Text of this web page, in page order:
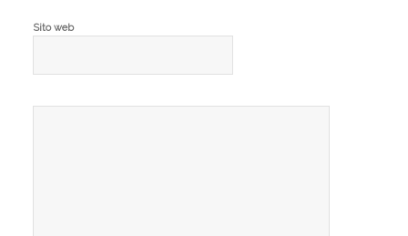
Sito web